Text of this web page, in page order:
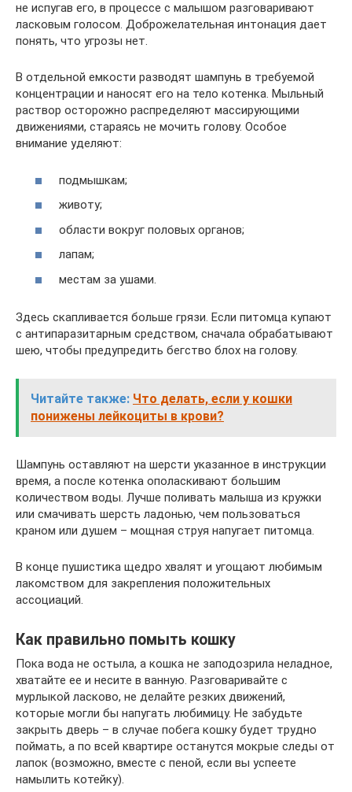
не испугав его, в процессе с малышом разговаривают
ласковым голосом. Доброжелательная интонация дает
понять, что угрозы нет.
В отдельной емкости разводят шампунь в требуемой
концентрации и наносят его на тело котенка. Мыльный
раствор осторожно распределяют массирующими
движениями, стараясь не мочить голову. Особое
внимание уделяют:
подмышкам;
животу;
области вокруг половых органов;
лапам;
местам за ушами.
Здесь скапливается больше грязи. Если питомца купают
с антипаразитарным средством, сначала обрабатывают
шею, чтобы предупредить бегство блох на голову.
Читайте также: Что делать, если у кошки
понижены лейкоциты в крови?
Шампунь оставляют на шерсти указанное в инструкции
время, а после котенка ополаскивают большим
количеством воды. Лучше поливать малыша из кружки
или смачивать шерсть ладонью, чем пользоваться
краном или душем – мощная струя напугает питомца.
В конце пушистика щедро хвалят и угощают любимым
лакомством для закрепления положительных
ассоциаций.
Как правильно помыть кошку
Пока вода не остыла, а кошка не заподозрила неладное,
хватайте ее и несите в ванную. Разговаривайте с
мурлыкой ласково, не делайте резких движений,
которые могли бы напугать любимицу. Не забудьте
закрыть дверь – в случае побега кошку будет трудно
поймать, а по всей квартире останутся мокрые следы от
лапок (возможно, вместе с пеной, если вы успеете
намылить котейку).